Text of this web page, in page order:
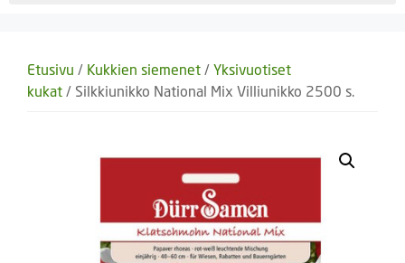
Etusivu / Kukkien siemenet / Yksivuotiset
kukat / Silkkiunikko National Mix Villiunikko 2500 s.